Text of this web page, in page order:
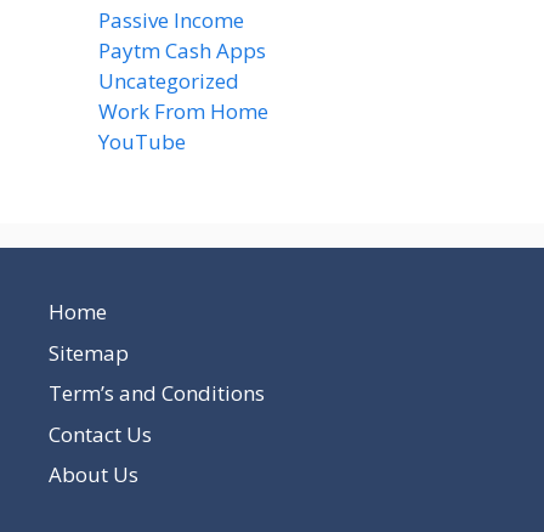
Passive Income
Paytm Cash Apps
Uncategorized
Work From Home
YouTube
Home
Sitemap
Term’s and Conditions
Contact Us
About Us